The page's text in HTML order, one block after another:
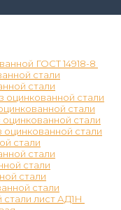
ГОСТ 14918-8
стали
стали
оцинкованной стали
стали
стали
оцинкованной стали
стали
стали
стали
стали
стали
лист АД1Н